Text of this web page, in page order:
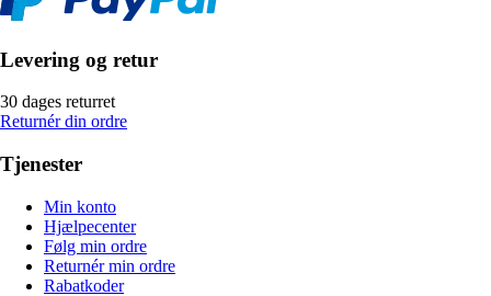
Levering og retur
30 dages returret
Returnér din ordre
Tjenester
Min konto
Hjælpecenter
Følg min ordre
Returnér min ordre
Rabatkoder